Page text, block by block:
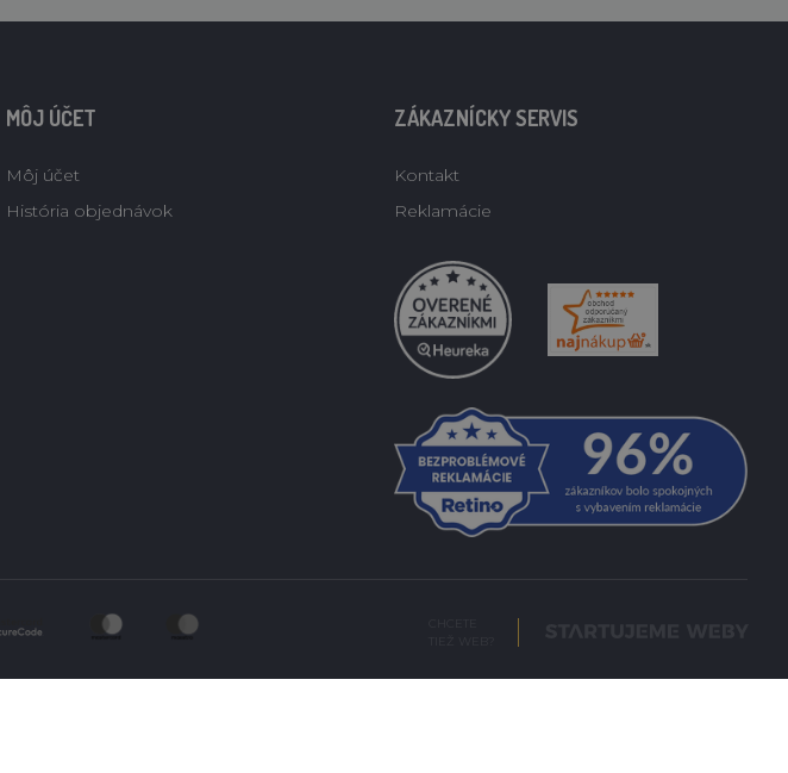
MÔJ ÚČET
Môj účet
História objednávok
ZÁKAZNÍCKY SERVIS
Kontakt
Reklamácie